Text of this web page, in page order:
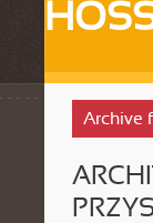
Archive